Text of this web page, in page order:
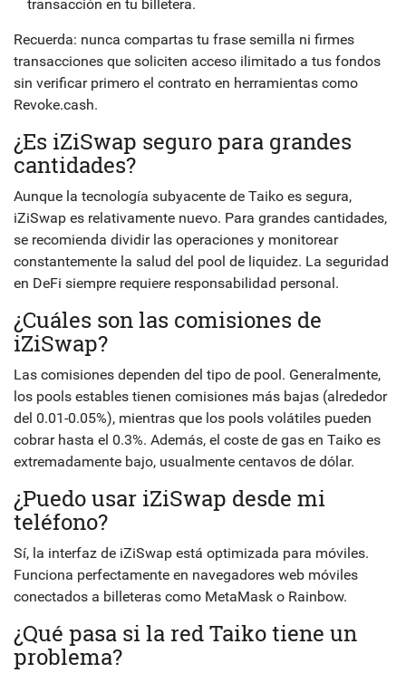
transacción en tu billetera.
Recuerda: nunca compartas tu frase semilla ni firmes
transacciones que soliciten acceso ilimitado a tus fondos
sin verificar primero el contrato en herramientas como
Revoke.cash.
¿Es iZiSwap seguro para grandes
cantidades?
Aunque la tecnología subyacente de Taiko es segura,
iZiSwap es relativamente nuevo. Para grandes cantidades,
se recomienda dividir las operaciones y monitorear
constantemente la salud del pool de liquidez. La seguridad
en DeFi siempre requiere responsabilidad personal.
¿Cuáles son las comisiones de
iZiSwap?
Las comisiones dependen del tipo de pool. Generalmente,
los pools estables tienen comisiones más bajas (alrededor
del 0.01-0.05%), mientras que los pools volátiles pueden
cobrar hasta el 0.3%. Además, el coste de gas en Taiko es
extremadamente bajo, usualmente centavos de dólar.
¿Puedo usar iZiSwap desde mi
teléfono?
Sí, la interfaz de iZiSwap está optimizada para móviles.
Funciona perfectamente en navegadores web móviles
conectados a billeteras como MetaMask o Rainbow.
¿Qué pasa si la red Taiko tiene un
problema?